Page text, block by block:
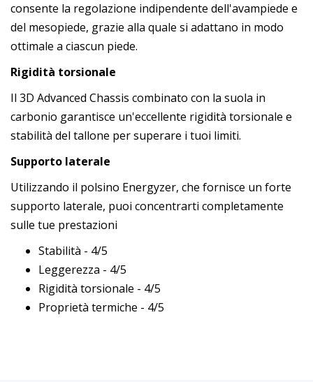
consente la regolazione indipendente dell'avampiede e
del mesopiede, grazie alla quale si adattano in modo
ottimale a ciascun piede.
Rigidità torsionale
Il 3D Advanced Chassis combinato con la suola in
carbonio garantisce un'eccellente rigidità torsionale e
stabilità del tallone per superare i tuoi limiti.
Supporto laterale
Utilizzando il polsino Energyzer, che fornisce un forte
supporto laterale, puoi concentrarti completamente
sulle tue prestazioni
Stabilità - 4/5
Leggerezza - 4/5
Rigidità torsionale - 4/5
Proprietà termiche - 4/5